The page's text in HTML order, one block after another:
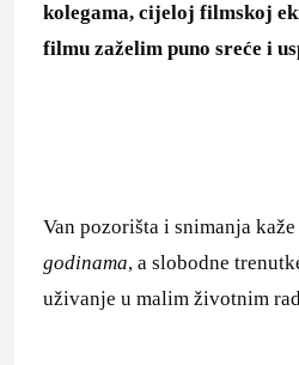
kolegama, cijeloj filmskoj
filmu zaželim puno sreće i
Van pozorišta i snimanja
godinama, a slobodne
uživanje u malim životnim